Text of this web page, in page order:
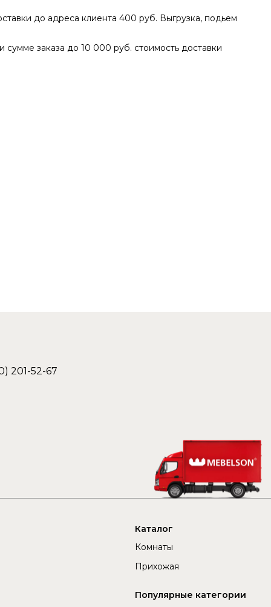
до адреса клиента 400 руб. Выгрузка, подьем
заказа до 10 000 руб. стоимость доставки
201-52-67
Каталог
Комнаты
Прихожая
Популярные категории